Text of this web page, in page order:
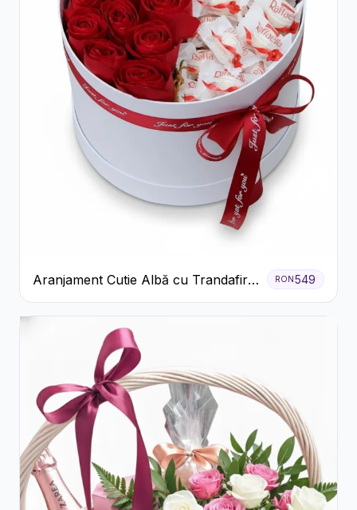
Aranjament Cutie Albă cu Trandafiri
Roșii și Raffaello
RON549